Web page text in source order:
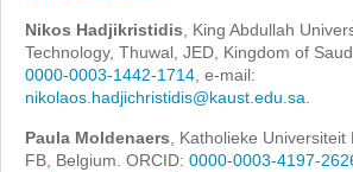
Nikos Hadjikristidis , King Abdullah
Technology, Thuwal, JED, Kingdom of
0000-0003-1442-1714 , e-mail:
nikolaos.hadjichristidis@kaust.edu.sa
Paula Moldenaers , Katholieke
FB, Belgium. ORCID: 0000-0003-4197-